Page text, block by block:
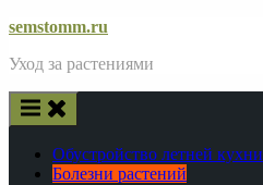
Skip
content
semstomm.ru
Уход за растениями
Обустройство летней кухни
Болезни растений